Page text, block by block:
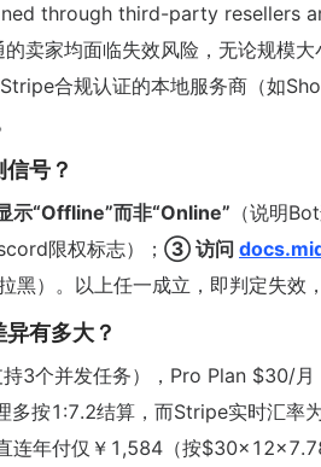
through third-party resellers
卖家均面临失效风险，无论规模
合规认证的本地服务商（如
号？
“Offline”而非“Online” （说明
限权标志）； ③ 访问
黑）。以上任一成立，即判定失效
有多大？
3个并发任务），Pro Plan $30/
多按1:7.2结算，而Stripe实时汇率
连年付仅￥1,584（按